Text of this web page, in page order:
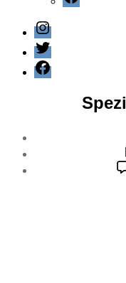
Instagram
Twitter
Facebook